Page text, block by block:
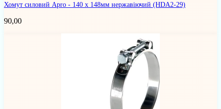
Хомут силовий Apro - 140 x 148мм нержавіючий (HDA2-29)
90,00